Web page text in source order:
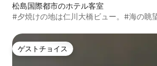
松島国際都市のホテル客室
#夕焼けの地は仁川大橋ビュー。#海の眺
ゲストチョイス
ゲストチョイス